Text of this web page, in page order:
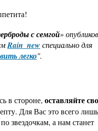
с семгой»
Rain_new специально для
легко".
в стороне, оставляйте
Для Вас это всего лишь
звездочкам, а нам станет